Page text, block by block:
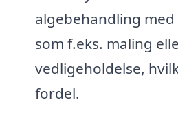
algebehandling
som f.eks. maling
vedligeholdelse,
fordel.